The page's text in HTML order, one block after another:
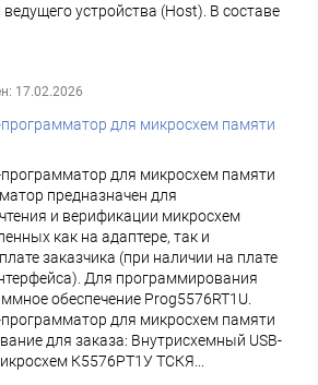
ведущего устройства (Host). В составе
17.02.2026
для микросхем памяти
для микросхем памяти
предназначен для
и верификации микросхем
как на адаптере, так и
заказчика (при наличии на плате
Для программирования
обеспечение Prog5576RT1U.
для микросхем памяти
для заказа: Внутрисхемный USB-
К5576РТ1У ТСКЯ...